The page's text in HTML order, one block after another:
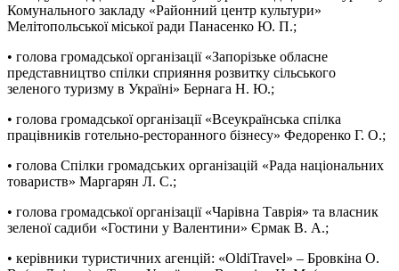
Комунального закладу «Районний центр культури»
Мелітопольської міської ради Панасенко Ю. П.;
• голова громадської організації «Запорізьке обласне
представництво спілки сприяння розвитку сільського
зеленого туризму в Україні» Бернага Н. Ю.;
• голова громадської організації «Всеукраїнська спілка
працівників готельно-ресторанного бізнесу» Федоренко Г. О.;
• голова Спілки громадських організацій «Рада національних
товариств» Маргарян Л. С.;
• голова громадської організації «Чарівна Таврія» та власник
зеленої садиби «Гостини у Валентини» Єрмак В. А.;
• керівники туристичних агенцій: «OldiTravel» – Бровкіна О.